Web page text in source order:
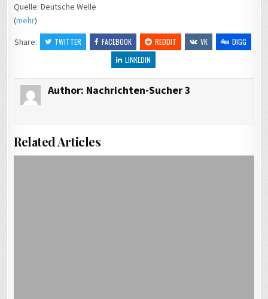
Quelle: Deutsche Welle
(mehr)
Share:
TWITTER FACEBOOK REDDIT VK
DIGG
LINKEDIN
Author: Nachrichten-Sucher 3
Related Articles